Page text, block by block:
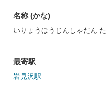
名称 (かな)
いりょうほうじんしゃだん
最寄駅
岩見沢駅